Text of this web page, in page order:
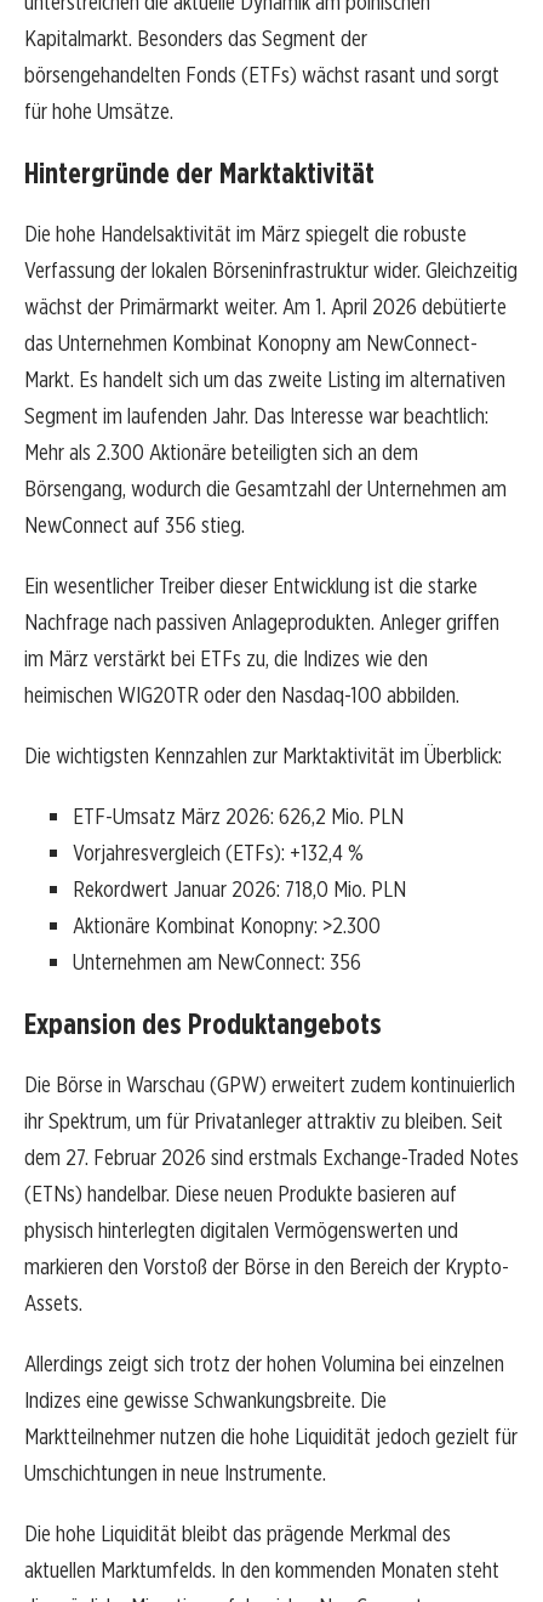
Kapitalmarkt. Besonders das Segment der
börsengehandelten Fonds (ETFs) wächst rasant und sorgt
für hohe Umsätze.
Hintergründe der Marktaktivität
Die hohe Handelsaktivität im März spiegelt die robuste
Verfassung der lokalen Börseninfrastruktur wider. Gleichzeitig
wächst der Primärmarkt weiter. Am 1. April 2026 debütierte
das Unternehmen Kombinat Konopny am NewConnect-
Markt. Es handelt sich um das zweite Listing im alternativen
Segment im laufenden Jahr. Das Interesse war beachtlich:
Mehr als 2.300 Aktionäre beteiligten sich an dem
Börsengang, wodurch die Gesamtzahl der Unternehmen am
NewConnect auf 356 stieg.
Ein wesentlicher Treiber dieser Entwicklung ist die starke
Nachfrage nach passiven Anlageprodukten. Anleger griffen
im März verstärkt bei ETFs zu, die Indizes wie den
heimischen WIG20TR oder den Nasdaq-100 abbilden.
Die wichtigsten Kennzahlen zur Marktaktivität im Überblick:
ETF-Umsatz März 2026: 626,2 Mio. PLN
Vorjahresvergleich (ETFs): +132,4 %
Rekordwert Januar 2026: 718,0 Mio. PLN
Aktionäre Kombinat Konopny: >2.300
Unternehmen am NewConnect: 356
Expansion des Produktangebots
Die Börse in Warschau (GPW) erweitert zudem kontinuierlich
ihr Spektrum, um für Privatanleger attraktiv zu bleiben. Seit
dem 27. Februar 2026 sind erstmals Exchange-Traded Notes
(ETNs) handelbar. Diese neuen Produkte basieren auf
physisch hinterlegten digitalen Vermögenswerten und
markieren den Vorstoß der Börse in den Bereich der Krypto-
Assets.
Allerdings zeigt sich trotz der hohen Volumina bei einzelnen
Indizes eine gewisse Schwankungsbreite. Die
Marktteilnehmer nutzen die hohe Liquidität jedoch gezielt für
Umschichtungen in neue Instrumente.
Die hohe Liquidität bleibt das prägende Merkmal des
aktuellen Marktumfelds. In den kommenden Monaten steht